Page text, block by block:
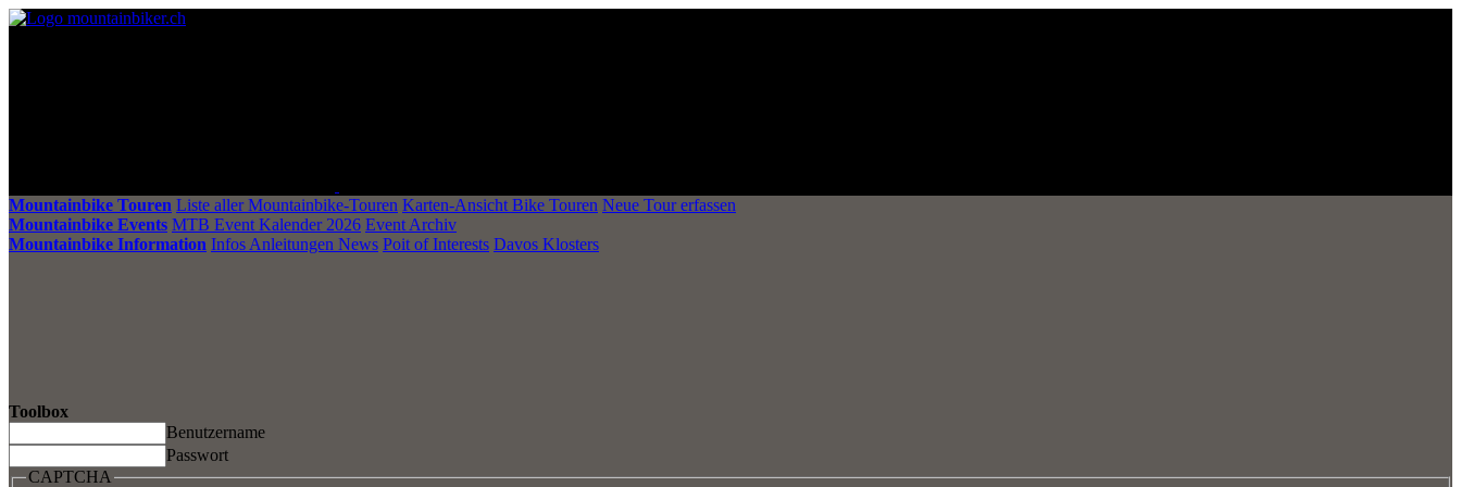
Mountainbike Touren Liste aller Mountainbike-Touren Karten-Ansicht Bike Touren Neue Tour erfassen
Mountainbike Events MTB Event Kalender 2026 Event Archiv
Mountainbike Information Infos Anleitungen News Poit of Interests Davos Klosters
Toolbox
Benutzername
Passwort
CAPTCHA